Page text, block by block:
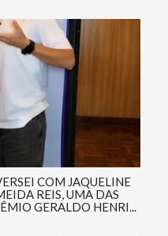
COM JAQUELINE
REIS, UMA DAS
GERALDO HENRI...